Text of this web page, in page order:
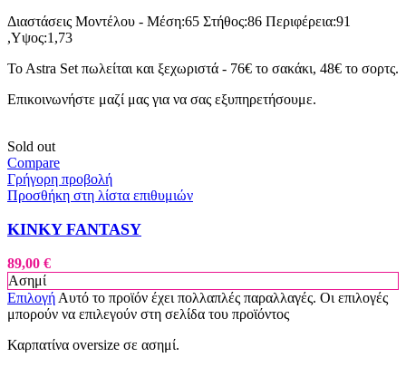
Διαστάσεις Μοντέλου - Μέση:65 Στήθος:86 Περιφέρεια:91
,Υψος:1,73
To Astra Set πωλείται και ξεχωριστά - 76€ το σακάκι, 48€ το σορτς.
Επικοινωνήστε μαζί μας για να σας εξυπηρετήσουμε.
Sold out
Compare
Γρήγορη προβολή
Προσθήκη στη λίστα επιθυμιών
KINKY FANTASY
89,00 €
Ασημί
Επιλογή Αυτό το προϊόν έχει πολλαπλές παραλλαγές. Οι επιλογές
μπορούν να επιλεγούν στη σελίδα του προϊόντος
Καρπατίνα oversize σε ασημί.